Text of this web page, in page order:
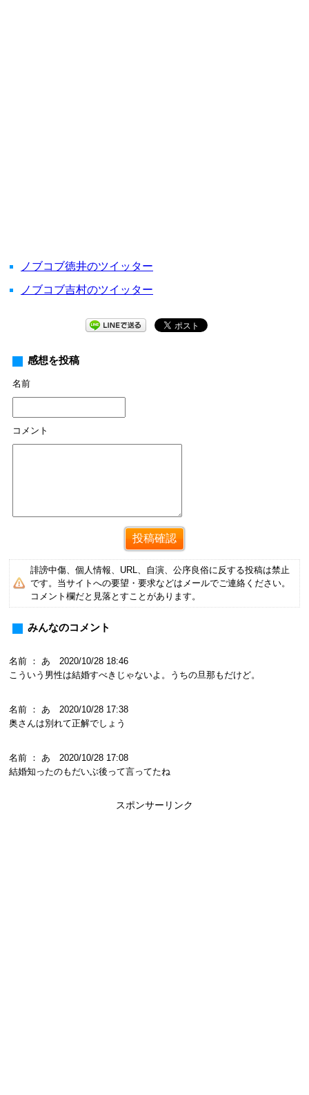
ノブコブ徳井のツイッター
ノブコブ吉村のツイッター
感想を投稿
名前
コメント
誹謗中傷、個人情報、URL、自演、公序良俗に反する投稿は禁止
です。当サイトへの要望・要求などはメールでご連絡ください。
コメント欄だと見落とすことがあります。
みんなのコメント
名前 ： あ 2020/10/28 18:46
こういう男性は結婚すべきじゃないよ。うちの旦那もだけど。
名前 ： あ 2020/10/28 17:38
奥さんは別れて正解でしょう
名前 ： あ 2020/10/28 17:08
結婚知ったのもだいぶ後って言ってたね
スポンサーリンク